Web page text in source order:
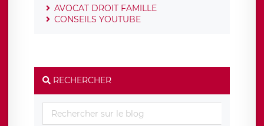
AVOCAT DROIT FAMILLE
CONSEILS YOUTUBE
RECHERCHER